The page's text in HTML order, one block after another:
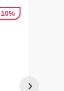
10%